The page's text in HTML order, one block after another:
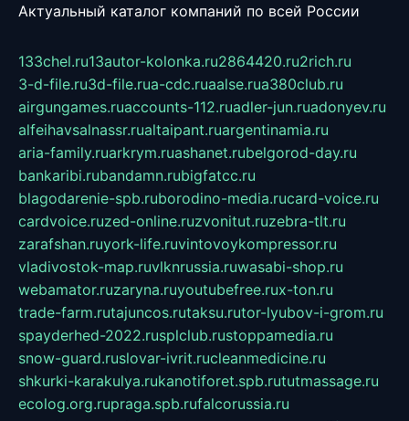
Актуальный каталог компаний по всей России
133chel.ru13autor-kolonka.ru2864420.ru2rich.ru
3-d-file.ru3d-file.rua-cdc.ruaalse.rua380club.ru
airgungames.ruaccounts-112.ruadler-jun.ruadonyev.ru
alfeihavsalnassr.rualtaipant.ruargentinamia.ru
aria-family.ruarkrym.ruashanet.rubelgorod-day.ru
bankaribi.rubandamn.rubigfatcc.ru
blagodarenie-spb.ruborodino-media.rucard-voice.ru
cardvoice.ruzed-online.ruzvonitut.ruzebra-tlt.ru
zarafshan.ruyork-life.ruvintovoykompressor.ru
vladivostok-map.ruvlknrussia.ruwasabi-shop.ru
webamator.ruzaryna.ruyoutubefree.rux-ton.ru
trade-farm.rutajuncos.rutaksu.rutor-lyubov-i-grom.ru
spayderhed-2022.rusplclub.rustoppamedia.ru
snow-guard.ruslovar-ivrit.rucleanmedicine.ru
shkurki-karakulya.rukanotiforet.spb.rututmassage.ru
ecolog.org.rupraga.spb.rufalcorussia.ru